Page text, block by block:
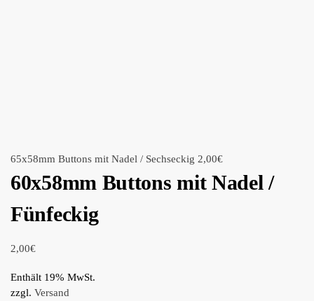
65x58mm Buttons mit Nadel / Sechseckig 2,00€
60x58mm Buttons mit Nadel /
Fünfeckig
2,00€
Enthält 19% MwSt.
zzgl. Versand